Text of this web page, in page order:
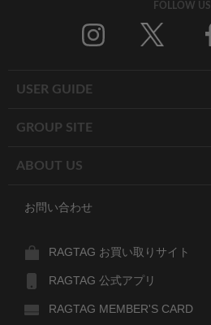
FOLLOW US
USER GUIDE
GROUP SITE
ABOUT US
お問い合わせ
RAGTAG お買い取りサイト
RAGTAG 公式アプリ
RAGTAG MEMBER'S CARD